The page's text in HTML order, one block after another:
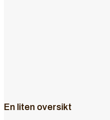
En liten oversikt